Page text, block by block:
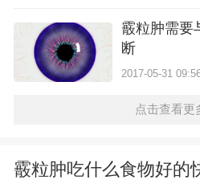
霰粒肿需要
断
2017-05-31
点击查看更
霰粒肿吃什么食物好的